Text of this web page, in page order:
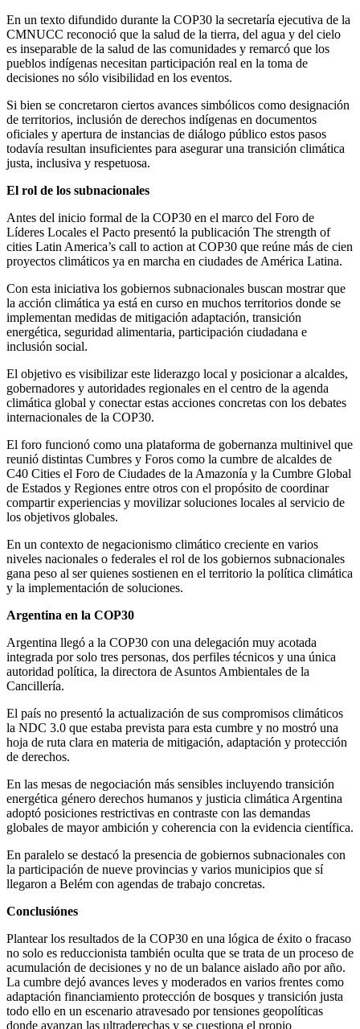
En un texto difundido durante la COP30 la secretaría ejecutiva de la
CMNUCC reconoció que la salud de la tierra, del agua y del cielo
es inseparable de la salud de las comunidades y remarcó que los
pueblos indígenas necesitan participación real en la toma de
decisiones no sólo visibilidad en los eventos.
Si bien se concretaron ciertos avances simbólicos como designación
de territorios, inclusión de derechos indígenas en documentos
oficiales y apertura de instancias de diálogo público estos pasos
todavía resultan insuficientes para asegurar una transición climática
justa, inclusiva y respetuosa.
El rol de los subnacionales
Antes del inicio formal de la COP30 en el marco del Foro de
Líderes Locales el Pacto presentó la publicación The strength of
cities Latin America’s call to action at COP30 que reúne más de cien
proyectos climáticos ya en marcha en ciudades de América Latina.
Con esta iniciativa los gobiernos subnacionales buscan mostrar que
la acción climática ya está en curso en muchos territorios donde se
implementan medidas de mitigación adaptación, transición
energética, seguridad alimentaria, participación ciudadana e
inclusión social.
El objetivo es visibilizar este liderazgo local y posicionar a alcaldes,
gobernadores y autoridades regionales en el centro de la agenda
climática global y conectar estas acciones concretas con los debates
internacionales de la COP30.
El foro funcionó como una plataforma de gobernanza multinivel que
reunió distintas Cumbres y Foros como la cumbre de alcaldes de
C40 Cities el Foro de Ciudades de la Amazonía y la Cumbre Global
de Estados y Regiones entre otros con el propósito de coordinar
compartir experiencias y movilizar soluciones locales al servicio de
los objetivos globales.
En un contexto de negacionismo climático creciente en varios
niveles nacionales o federales el rol de los gobiernos subnacionales
gana peso al ser quienes sostienen en el territorio la política climática
y la implementación de soluciones.
Argentina en la COP30
Argentina llegó a la COP30 con una delegación muy acotada
integrada por solo tres personas, dos perfiles técnicos y una única
autoridad política, la directora de Asuntos Ambientales de la
Cancillería.
El país no presentó la actualización de sus compromisos climáticos
la NDC 3.0 que estaba prevista para esta cumbre y no mostró una
hoja de ruta clara en materia de mitigación, adaptación y protección
de derechos.
En las mesas de negociación más sensibles incluyendo transición
energética género derechos humanos y justicia climática Argentina
adoptó posiciones restrictivas en contraste con las demandas
globales de mayor ambición y coherencia con la evidencia científica.
En paralelo se destacó la presencia de gobiernos subnacionales con
la participación de nueve provincias y varios municipios que sí
llegaron a Belém con agendas de trabajo concretas.
Conclusiónes
Plantear los resultados de la COP30 en una lógica de éxito o fracaso
no solo es reduccionista también oculta que se trata de un proceso de
acumulación de decisiones y no de un balance aislado año por año.
La cumbre dejó avances leves y moderados en varios frentes como
adaptación financiamiento protección de bosques y transición justa
todo ello en un escenario atravesado por tensiones geopolíticas
donde avanzan las ultraderechas y se cuestiona el propio